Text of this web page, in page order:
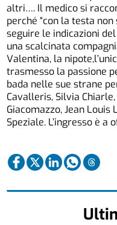
altri…. Il medico si
perché “con la testa non
seguire le indicazioni
una scalcinata
Valentina, la
trasmesso la passione
bada nelle sue strane
Cavalleris, Silvia
Giacomazzo, Jean
Speziale. L’ingresso è a